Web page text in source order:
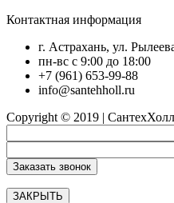
Контактная информация
г. Астрахань, ул.
пн-вс с 9:00 до 18:00
+7 (961) 653-99-88
info@santehholl.ru
Copyright © 2019 |
ЗАКРЫТЬ